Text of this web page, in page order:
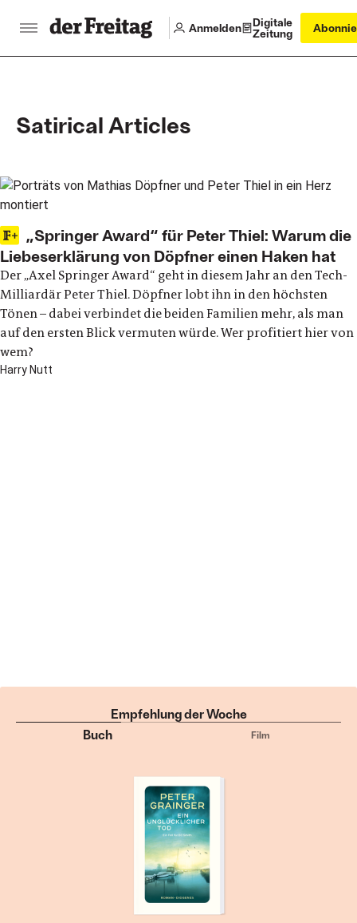
Anmelden
Digitale
Zeitung
Satirical Articles
Latest articles
„Springer Award“ für Peter Thiel: Warum die
Liebeserklärung von Döpfner einen Haken hat
Der „Axel Springer Award“ geht in diesem Jahr an den Tech-
Milliardär Peter Thiel. Döpfner lobt ihn in den höchsten
Tönen – dabei verbindet die beiden Familien mehr, als man
auf den ersten Blick vermuten würde. Wer profitiert hier von
wem?
Harry Nutt
Empfehlung der Woche
Buch
Film